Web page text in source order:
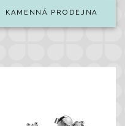
KAMENNÁ PRODEJNA